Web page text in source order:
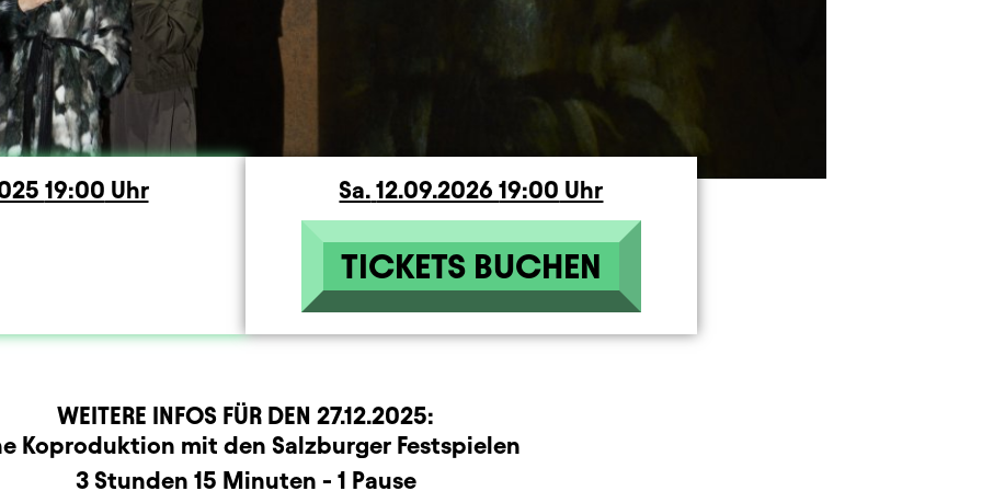
19:00 Uhr Sa. Samstag
12.09.202619:00 Uhr
TICKETS BUCHEN
WEITERE INFOS FÜR DEN 27.12.2025:
Koproduktion mit den Salzburger Festspielen
3 Stunden 15 Minuten - 1 Pause